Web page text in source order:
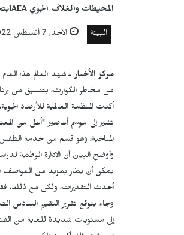
المحيطات والغلاف الجوي IAEAبتعديل توقعاتها لمراقبة الظروف التي تؤثر على نشاط الأعاصير.
البيئة الأحد, 7 أغسطس 2022, 12:28
مركز الأخبار ـ شهد العالم هذا
من مخاطر الكوارث، بتنسيق من
المناخية، وهو قسم من خدمة الطقس
وأوضح البيان أن الإدارة الوطنية
أحدث التقديرات، ولكن مع ذلك، فقد
وجاء بتوقع تقرير التقييم السادس